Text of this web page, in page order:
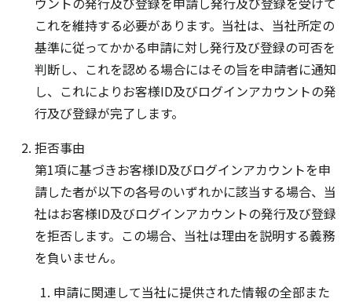
これを維持する必要があります。当社は、当社所定の
基準に従ってかかる申請に対し発行及び登録の可否を
判断し、これを認める場合にはその旨を申請者に通知
し、これによりお客様ID及びログインアカウントの発
行及び登録が完了します。
拒否事由
第1項に基づきお客様ID及びログインアカウントを申
請した者が以下の各号のいずれかに該当する場合、当
社はお客様ID及びログインアカウントの発行及び登録
を拒否します。この場合、当社は理由を説明する義務
を負いません。
申請に関連して当社に提供された情報の全部また